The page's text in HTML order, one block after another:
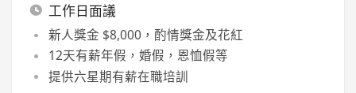
工作日面議
新人獎金 $8,000，酌情獎金及花紅
12天有薪年假，婚假，恩恤假等
提供六星期有薪在職培訓